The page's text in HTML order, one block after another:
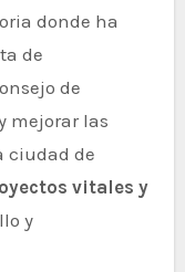
donde ha
de
de
mejorar las
ciudad de
vitales y
y